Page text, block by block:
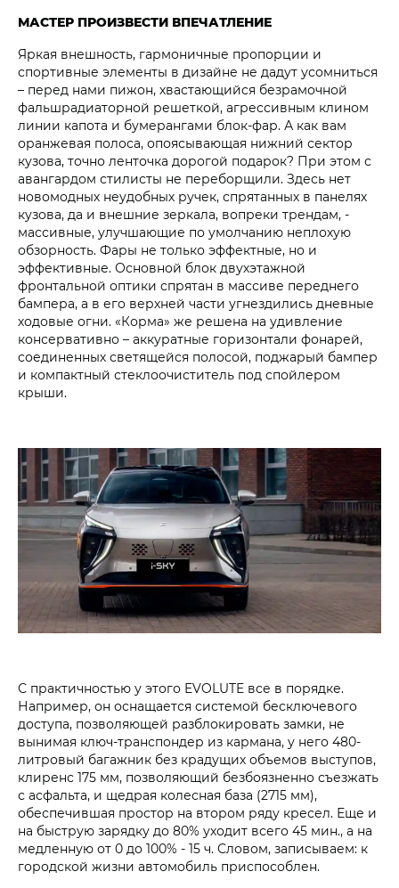
МАСТЕР ПРОИЗВЕСТИ ВПЕЧАТЛЕНИЕ
Яркая внешность, гармоничные пропорции и
спортивные элементы в дизайне не дадут усомниться
– перед нами пижон, хвастающийся безрамочной
фальшрадиаторной решеткой, агрессивным клином
линии капота и бумерангами блок-фар. А как вам
оранжевая полоса, опоясывающая нижний сектор
кузова, точно ленточка дорогой подарок? При этом с
авангардом стилисты не переборщили. Здесь нет
новомодных неудобных ручек, спрятанных в панелях
кузова, да и внешние зеркала, вопреки трендам, -
массивные, улучшающие по умолчанию неплохую
обзорность. Фары не только эффектные, но и
эффективные. Основной блок двухэтажной
фронтальной оптики спрятан в массиве переднего
бампера, а в его верхней части угнездились дневные
ходовые огни. «Корма» же решена на удивление
консервативно – аккуратные горизонтали фонарей,
соединенных светящейся полосой, поджарый бампер
и компактный стеклоочиститель под спойлером
крыши.
С практичностью у этого EVOLUTE все в порядке.
Например, он оснащается системой бесключевого
доступа, позволяющей разблокировать замки, не
вынимая ключ-транспондер из кармана, у него 480-
литровый багажник без крадущих объемов выступов,
клиренс 175 мм, позволяющий безбоязненно съезжать
с асфальта, и щедрая колесная база (2715 мм),
обеспечившая простор на втором ряду кресел. Еще и
на быструю зарядку до 80% уходит всего 45 мин., а на
медленную от 0 до 100% - 15 ч. Словом, записываем: к
городской жизни автомобиль приспособлен.